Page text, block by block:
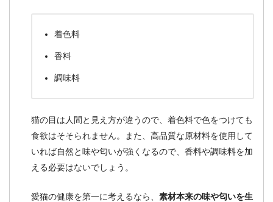
着色料
香料
調味料
猫の目は人間と見え方が違うので、着色料で色をつけても
食欲はそそられません。また、高品質な原材料を使用して
いれば自然と味や匂いが強くなるので、香料や調味料を加
える必要はないでしょう。
愛猫の健康を第一に考えるなら、 素材本来の味や匂いを生